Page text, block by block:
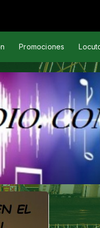
Promociones